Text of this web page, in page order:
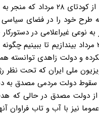
علی خضریان*: طی سال
طرح خود را در فضای
آمد نیز به نوعی غیراعلامی در
آغازین ماه های پس از کودتای ۲۸
و دولت زاهدی توانسته
ملی ایران که تحت نظر
و سقوط دولت مردمی مصدق
دولت مصدق در حالی که